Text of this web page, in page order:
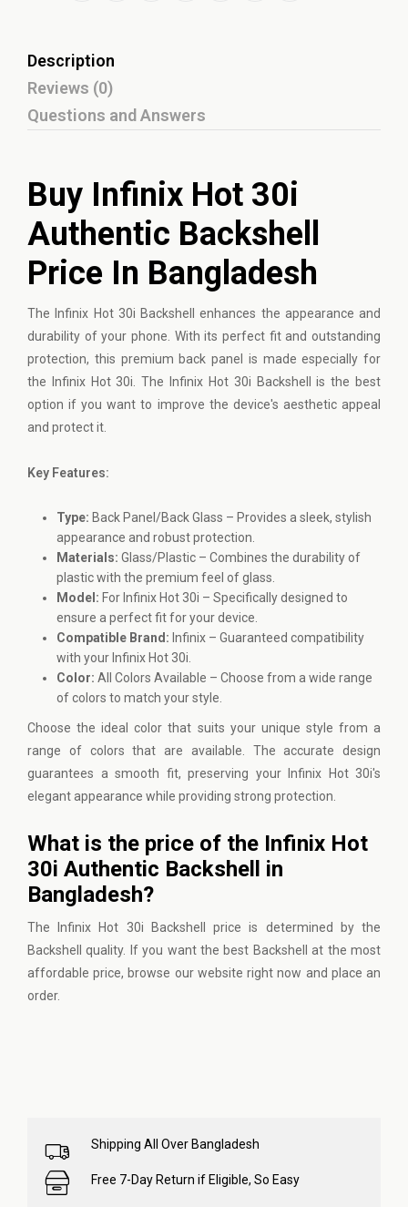
Description
Reviews (0)
Questions and Answers
Buy Infinix Hot 30i
Authentic Backshell
Price In Bangladesh
The Infinix Hot 30i Backshell enhances the appearance and
durability of your phone. With its perfect fit and outstanding
protection, this premium back panel is made especially for
the Infinix Hot 30i. The Infinix Hot 30i Backshell is the best
option if you want to improve the device's aesthetic appeal
and protect it.
Key Features:
Type: Back Panel/Back Glass – Provides a sleek, stylish
appearance and robust protection.
Materials: Glass/Plastic – Combines the durability of
plastic with the premium feel of glass.
Model: For Infinix Hot 30i – Specifically designed to
ensure a perfect fit for your device.
Compatible Brand: Infinix – Guaranteed compatibility
with your Infinix Hot 30i.
Color: All Colors Available – Choose from a wide range
of colors to match your style.
Choose the ideal color that suits your unique style from a
range of colors that are available. The accurate design
guarantees a smooth fit, preserving your Infinix Hot 30i's
elegant appearance while providing strong protection.
What is the price of the Infinix Hot
30i Authentic Backshell in
Bangladesh?
The Infinix Hot 30i Backshell price is determined by the
Backshell quality. If you want the best Backshell at the most
affordable price, browse our website right now and place an
order.
Shipping All Over Bangladesh
Free 7-Day Return if Eligible, So Easy